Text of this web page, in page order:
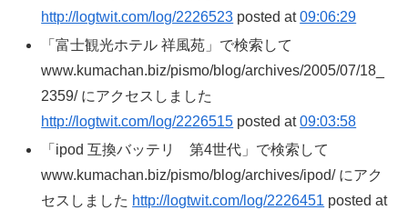
http://logtwit.com/log/2226523 posted at09:06:29
「富士観光ホテル 祥風苑」で検索して
www.kumachan.biz/pismo/blog/archives/2005/07/18_
2359/ にアクセスしました
http://logtwit.com/log/2226515 posted at09:03:58
「ipod 互換バッテリ 第4世代」で検索して
www.kumachan.biz/pismo/blog/archives/ipod/ にアク
セスしました http://logtwit.com/log/2226451 posted at